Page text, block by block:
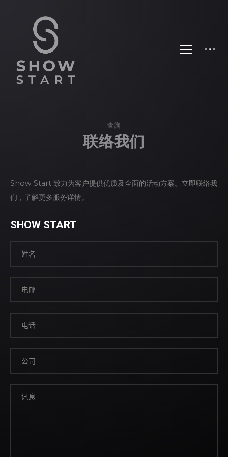
查詢
联络我们
Show Start 致力为客户提供优质及全面的活动方案。立即联络我
们，了解更多服务详情。
SHOW START